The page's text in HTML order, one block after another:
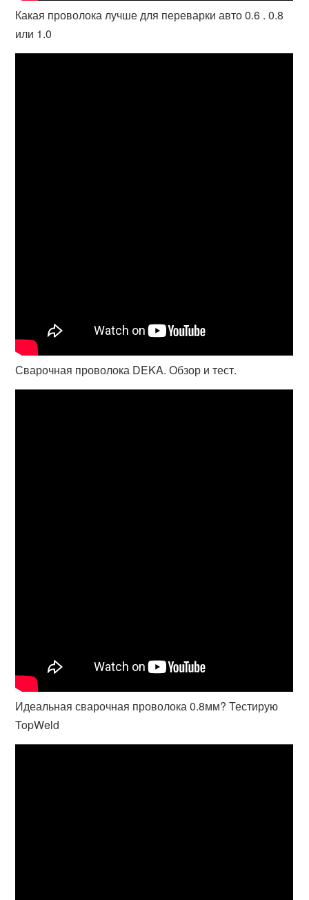
Какая проволока лучше для переварки авто 0.6 . 0.8
или 1.0
Сварочная проволока DEKA. Обзор и тест.
Идеальная сварочная проволока 0.8мм? Тестирую
TopWeld